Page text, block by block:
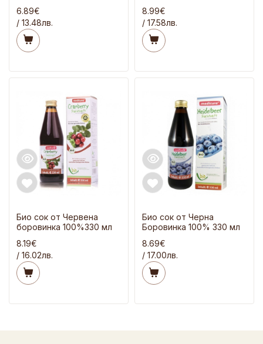
6.89€
/ 13.48лв.
8.99€
/ 17.58лв.
Био сок от Червена
боровинка 100%330 мл
8.19€
/ 16.02лв.
Био сок от Черна
Боровинка 100% 330 мл
8.69€
/ 17.00лв.